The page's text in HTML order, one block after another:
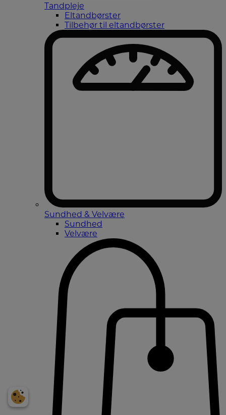
Tandpleje
Eltandbørster
Tilbehør til eltandbørster
Sundhed & Velvære
Sundhed
Velvære